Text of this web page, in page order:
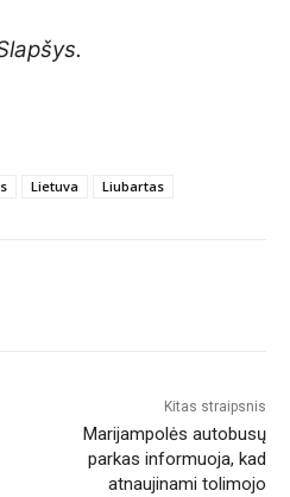
Lietuva Liubartas
Kitas straipsnis
Marijampolės autobusų
parkas informuoja, kad
atnaujinami tolimojo